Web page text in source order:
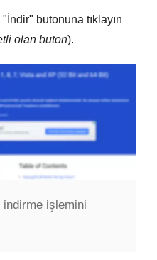
" İndir" butonuna tıklayın
olan buton).
işlemini